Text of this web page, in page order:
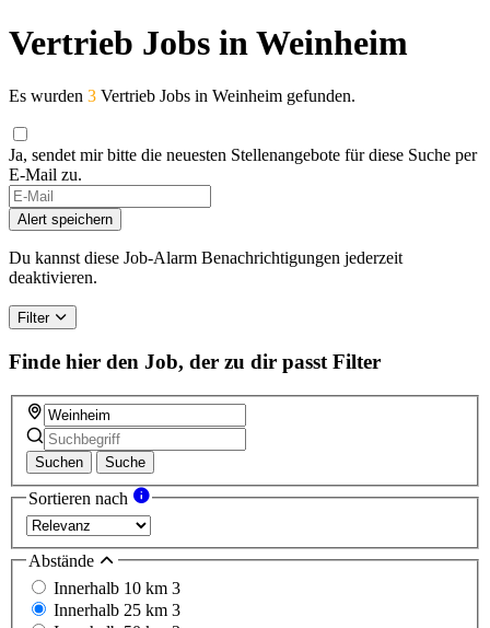
Vertrieb Jobs in Weinheim
Es wurden 3 Vertrieb Jobs in Weinheim gefunden.
Ja, sendet mir bitte die neuesten Stellenangebote für diese Suche per
E-Mail zu.
Alert speichern
Du kannst diese Job-Alarm Benachrichtigungen jederzeit
deaktivieren.
Filter
Finde hier den Job, der zu dir passt Filter
Suchen Suche
Sortieren nach
Abstände
Innerhalb 10 km 3
Innerhalb 25 km 3